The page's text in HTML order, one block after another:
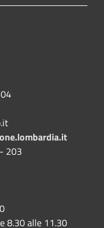
203
8.30 alle 11.30